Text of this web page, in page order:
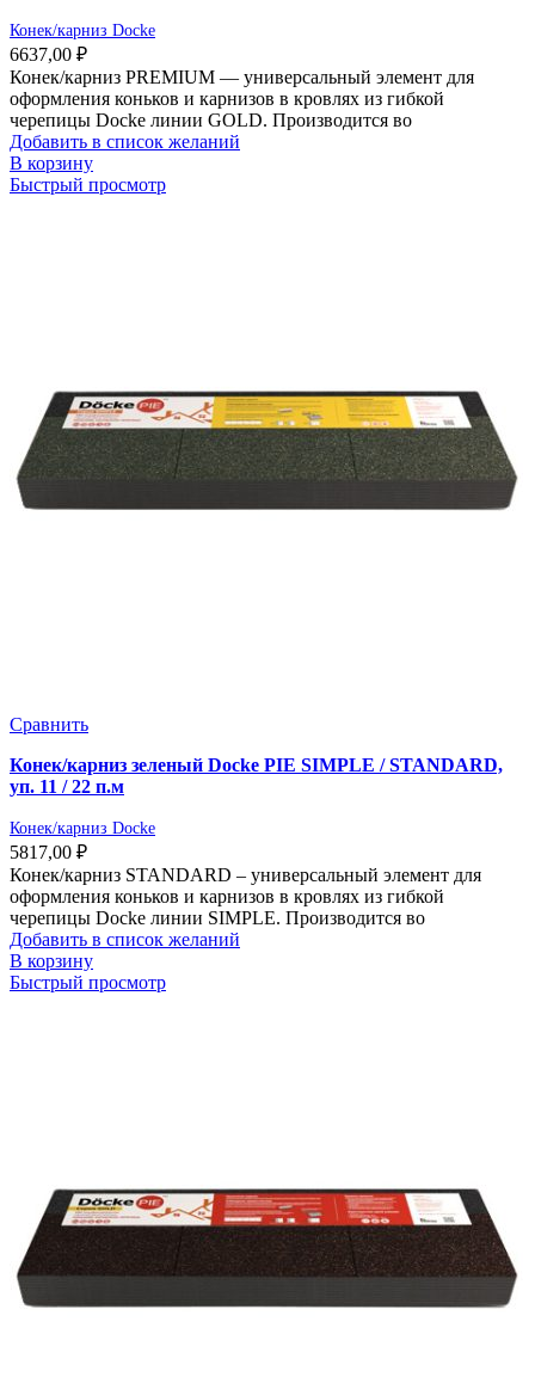
Конек/карниз Docke
6637,00 ₽
Конек/карниз PREMIUM — универсальный элемент для
оформления коньков и карнизов в кровлях из гибкой
черепицы Docke линии GOLD. Производится во
Добавить в список желаний
В корзину
Быстрый просмотр
Сравнить
Конек/карниз зеленый Docke PIE SIMPLE / STANDARD,
уп. 11 / 22 п.м
Конек/карниз Docke
5817,00 ₽
Конек/карниз STANDARD – универсальный элемент для
оформления коньков и карнизов в кровлях из гибкой
черепицы Docke линии SIMPLE. Производится во
Добавить в список желаний
В корзину
Быстрый просмотр